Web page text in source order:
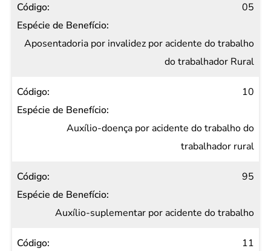
05
Aposentadoria por invalidez por acidente do trabalho
do trabalhador Rural
10
Auxílio-doença por acidente do trabalho do
trabalhador rural
95
Auxílio-suplementar por acidente do trabalho
11